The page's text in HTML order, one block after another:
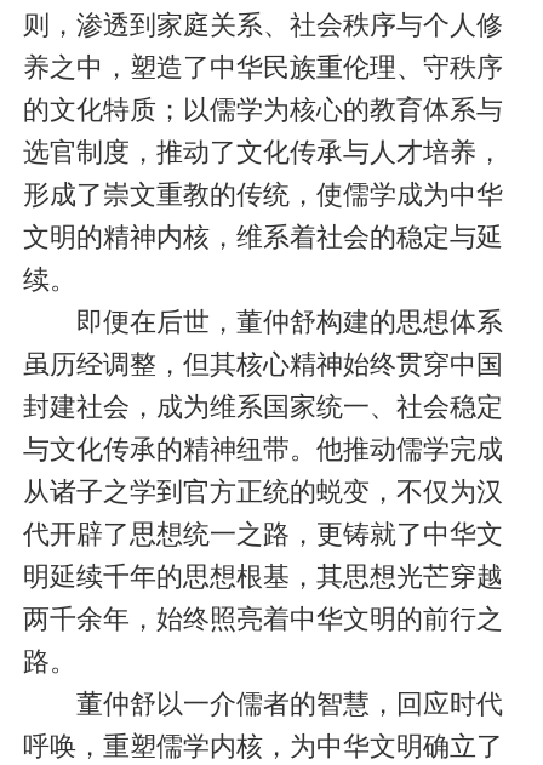
则，渗透到家庭关系、社会秩序与个人修
养之中，塑造了中华民族重伦理、守秩序
的文化特质；以儒学为核心的教育体系与
选官制度，推动了文化传承与人才培养，
形成了崇文重教的传统，使儒学成为中华
文明的精神内核，维系着社会的稳定与延
续。
即便在后世，董仲舒构建的思想体系
虽历经调整，但其核心精神始终贯穿中国
封建社会，成为维系国家统一、社会稳定
与文化传承的精神纽带。他推动儒学完成
从诸子之学到官方正统的蜕变，不仅为汉
代开辟了思想统一之路，更铸就了中华文
明延续千年的思想根基，其思想光芒穿越
两千余年，始终照亮着中华文明的前行之
路。
董仲舒以一介儒者的智慧，回应时代
呼唤，重塑儒学内核，为中华文明确立了